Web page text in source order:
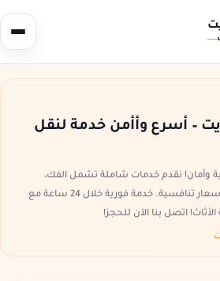
– أسرع وأأمن خدمة لنقل
وأمان! نقدم خدمات شاملة تشمل الفك،
التركيب، التغليف والتخزين بأسعار تنافسية. خدمة فورية خلال 24 ساعة مع
اتصل بنا الآن للحجز!